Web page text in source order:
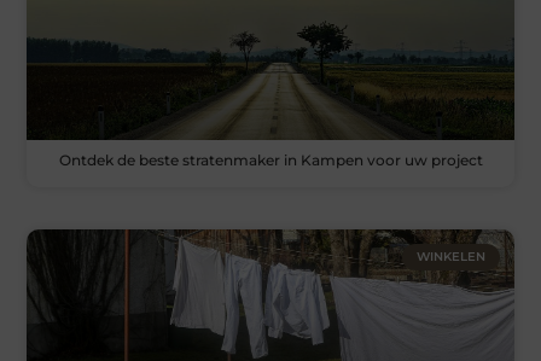
Ontdek de beste stratenmaker in Kampen voor uw project
WINKELEN